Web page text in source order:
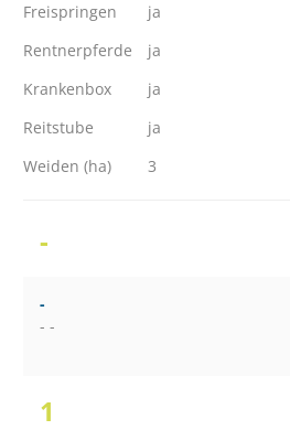
Freispringen ja
Rentnerpferde
ja
Krankenbox
ja
Reitstube
ja
Weiden (ha)
3
-
-
- -
1